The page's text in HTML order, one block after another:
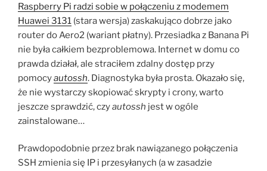
Raspberry Pi radzi sobie w połączeniu z modemem
Huawei 3131 (stara wersja) zaskakująco dobrze jako
router do Aero2 (wariant płatny). Przesiadka z Banana Pi
nie była całkiem bezproblemowa. Internet w domu co
prawda działał, ale straciłem zdalny dostęp przy
pomocyautossh. Diagnostyka była prosta. Okazało się,
że nie wystarczy skopiować skrypty i crony, warto
jeszcze sprawdzić, czyautossh jest w ogóle
zainstalowane…
Prawdopodobnie przez brak nawiązanego połączenia
SSH zmienia się IP i przesyłanych (a w zasadzie